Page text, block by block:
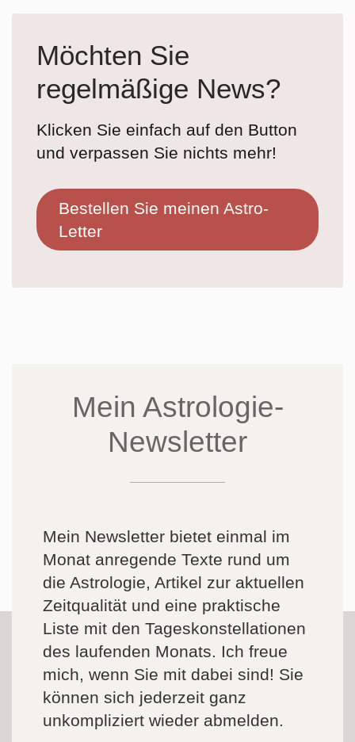
Möchten Sie
regelmäßige News?
Klicken Sie einfach auf den Button
und verpassen Sie nichts mehr!
Bestellen Sie meinen Astro-
Letter
Mein Astrologie-
Newsletter
Mein Newsletter bietet einmal im
Monat anregende Texte rund um
die Astrologie, Artikel zur aktuellen
Zeitqualität und eine praktische
Liste mit den Tageskonstellationen
des laufenden Monats. Ich freue
mich, wenn Sie mit dabei sind! Sie
können sich jederzeit ganz
unkompliziert wieder abmelden.